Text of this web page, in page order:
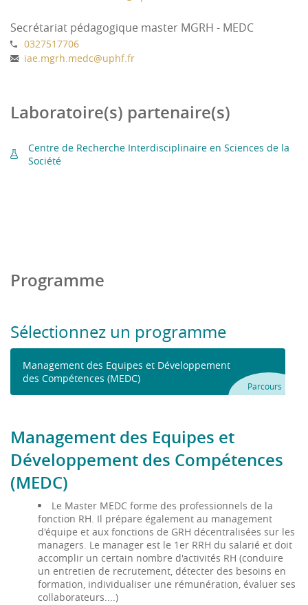
4.3. Accompagner les collaborateurs dans le
développement de leurs compétences et dans
leurs parcours et évolutions professionnels
organisations renouvelées et satisfaisantes pour
les deux parties et imaginer les solutions RH et
4.5. Soutenir les managers dans la
Secrétariat pédagogique master MGRH - MEDC
0327517706
iae.mgrh.medc@uphf.fr
Laboratoire(s) partenaire(s)
Centre de Recherche Interdisciplinaire en Sciences de la
Société
Programme
Sélectionnez un programme
Management des Equipes et Développement
des Compétences (MEDC)
Parcours
Management des Equipes et
Développement des Compétences
(MEDC)
Le Master MEDC forme des professionnels de la
fonction RH. Il prépare également au management
d'équipe et aux fonctions de GRH décentralisées sur les
managers. Le manager est le 1er RRH du salarié et doit
accomplir un certain nombre d'activités RH (conduire
un entretien de recrutement, détecter des besoins en
formation, individualiser une rémunération, évaluer ses
collaborateurs....)